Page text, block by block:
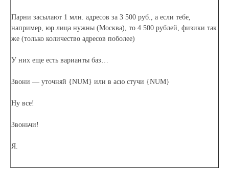
Парни засылают 1 млн. адресов за 3 500 руб., а если тебе,
например, юр.лица нужны (Москва), то 4 500 рублей, физики так
же (только количество адресов поболее)
У них еще есть варианты баз…
Звони — уточняй {NUM} или в асю стучи {NUM}
Ну все!
Звоньчи!
Я.